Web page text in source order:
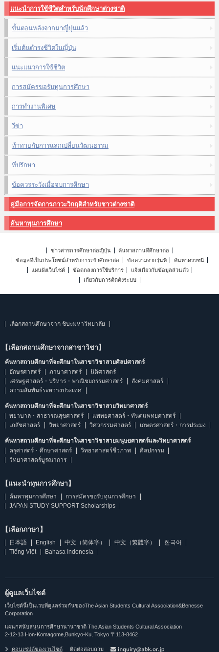
แนะนำการใช้ชีวิตสำหรับนักศึกษาต่างชาติ
ขั้นตอนหลังจากมาญี่ปุ่นแล้ว
เริ่มต้นดำรงชีวิตในญี่ปุ่น
แนะแนวการใช้ชีวิต
การสมัครขอรับทุนการศึกษา
การทำงานพิเศษ
วีซ่า
ท้าทายกับการแลกเปลี่ยนวัฒนธรรม
ที่ปรึกษา
ข้อควรระวังเมื่อจบการศึกษา
คู่มือการจัดการภาวะวิกฤติสำหรับชาวต่างชาติ
ค้นหาทุนการศึกษา
ข่าวสารการศึกษาต่อญี่ปุ่น
ค้นหาสถานที่ศึกษาต่อ
ข้อมูลที่เป็นประโยชน์สำหรับการเข้าศึกษาต่อ
ข้อความจากรุ่นพี่
ค้นหาดรรชนี
แผนผังเว็บไซต์
ข้อตกลงการใช้บริการ
แจ้งเกี่ยวกับข้อมูลส่วนตัว
เกี่ยวกับการติดตั้งระบบ
เลือกสถานศึกษาจาก ชิบะมหาวิทยาลัย
【เลือกสถานศึกษาจากสาขาวิชา】
ค้นหาสถานศึกษาที่จะศึกษาในสาขาวิชาสายศิลปศาสตร์
อักษรศาสตร์
ภาษาศาสตร์
นิติศาสตร์
เศรษฐศาสตร์・บริหาร・พาณิชยกรรมศาสตร์
สังคมศาสตร์
ความสัมพันธ์ระหว่างประเทศ
ค้นหาสถานศึกษาที่จะศึกษาในสาขาวิชาสายวิทยาศาสตร์
พยาบาล・สาธารณสุขศาสตร์
แพทยศาสตร์・ทันตแพทยศาสตร์
เภสัชศาสตร์
วิทยาศาสตร์ วิศวกรรมศาสตร์ เกษตรศาสตร์・การประมง
ค้นหาสถานศึกษาที่จะศึกษาในสาขาวิชาสายมนุษยศาสตร์และวิทยาศาสตร์
ครุศาสตร์・ศึกษาศาสตร์
วิทยาศาสตร์ชีวภาพ
ศิลปกรรม
วิทยาศาสตร์บูรณาการ
【แนะนำทุนการศึกษา】
ค้นหาทุนการศึกษา
การสมัครขอรับทุนการศึกษา
JAPAN STUDY SUPPORT Scholarships
【เลือกภาษา】
日本語 English 中文（简体字） 中文（繁體字）
한국어
Tiếng Việt
Bahasa Indonesia
ผู้ดูแลเว็บไซต์
เว็บไซต์นี้เป็นเวบที่ดูแลร่วมกันของThe Asian Students Cultural Association&Benesse
Corporation
แผนกสนับสนุนการศึกษานานาชาติ The Asian Students Cultural Association
2-12-13 Hon-Komagome,Bunkyo-Ku, Tokyo 〒113-8462
คอนเซปต์ของเวบไซต์ ติดต่อสอบถาม